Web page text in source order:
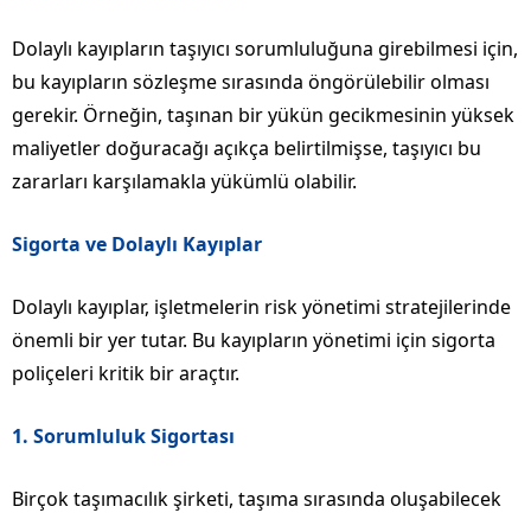
Dolaylı kayıpların taşıyıcı sorumluluğuna girebilmesi için,
bu kayıpların sözleşme sırasında öngörülebilir olması
gerekir. Örneğin, taşınan bir yükün gecikmesinin yüksek
maliyetler doğuracağı açıkça belirtilmişse, taşıyıcı bu
zararları karşılamakla yükümlü olabilir.
Sigorta ve Dolaylı Kayıplar
Dolaylı kayıplar, işletmelerin risk yönetimi stratejilerinde
önemli bir yer tutar. Bu kayıpların yönetimi için sigorta
poliçeleri kritik bir araçtır.
1. Sorumluluk Sigortası
Birçok taşımacılık şirketi, taşıma sırasında oluşabilecek